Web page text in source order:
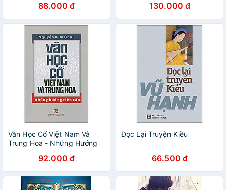
88.000 đ 130.000 đ
Văn Học Cổ Việt Nam Và
Trung Hoa - Những Hướng
92.000 đ
Đọc Lại Truyện Kiều
66.500 đ